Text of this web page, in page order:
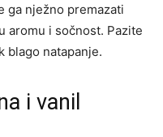
ga nježno premazati
aromu i sočnost. Pazite
blago natapanje.
i vanil